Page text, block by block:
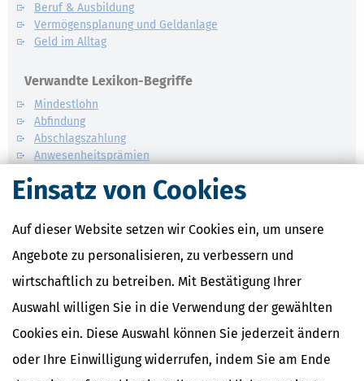
Einsatz von Cookies
Auf dieser Website setzen wir Cookies ein, um unsere
Angebote zu personalisieren, zu verbessern und
wirtschaftlich zu betreiben. Mit Bestätigung Ihrer
Auswahl willigen Sie in die Verwendung der gewählten
Cookies ein. Diese Auswahl können Sie jederzeit ändern
oder Ihre Einwilligung widerrufen, indem Sie am Ende
Beruf & Ausbildung
Vermögensplanung und Geldanlage
Geld im Alltag
Verwandte Lexikon-Begriffe
Mindestlohn
Abfindung
Abschlagszahlung
Anwesenheitsprämien